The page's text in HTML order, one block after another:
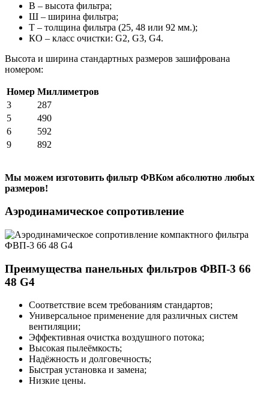
В – высота фильтра;
Ш – ширина фильтра;
Т – толщина фильтра (25, 48 или 92 мм.);
КО – класс очистки: G2, G3, G4.
Высота и ширина стандартных размеров зашифрована
номером:
Номер Миллиметров
3
287
5
490
6
592
9
892
Мы можем изготовить фильтр ФВКом абсолютно любых
размеров!
Аэродинамическое сопротивление
Преимущества панельных фильтров ФВП-3 66
48 G4
Соответствие всем требованиям стандартов;
Универсальное применение для различных систем
вентиляции;
Эффективная очистка воздушного потока;
Высокая пылеёмкость;
Надёжность и долговечность;
Быстрая установка и замена;
Низкие цены.